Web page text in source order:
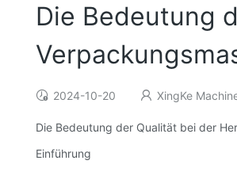
Die Bedeutung
2024-10-20 XingKe
Die Bedeutung der Qualität bei der
Einführung